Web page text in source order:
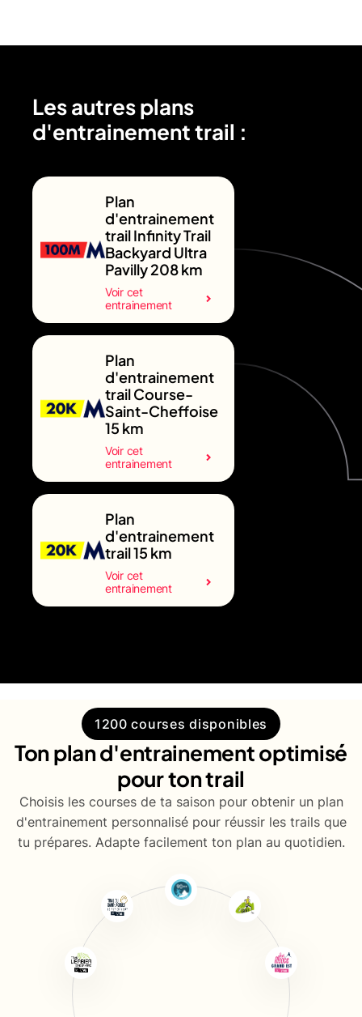
Les autres plans
d'entrainement trail :
Plan
d'entrainement
trail Infinity Trail
Backyard Ultra
Pavilly 208 km
Voir cet
entrainement
Plan
d'entrainement
trail Course-
Saint-Cheffoise
15 km
Voir cet
entrainement
Plan
d'entrainement
trail 15 km
Voir cet
entrainement
1200 courses disponibles
Ton plan d'entrainement optimisé
pour ton trail
Choisis les courses de ta saison pour obtenir un plan
d'entrainement personnalisé pour réussir les trails que
tu prépares. Adapte facilement ton plan au quotidien.